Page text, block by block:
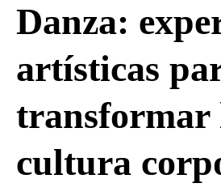
Danza:
artísticas
transformar
cultura